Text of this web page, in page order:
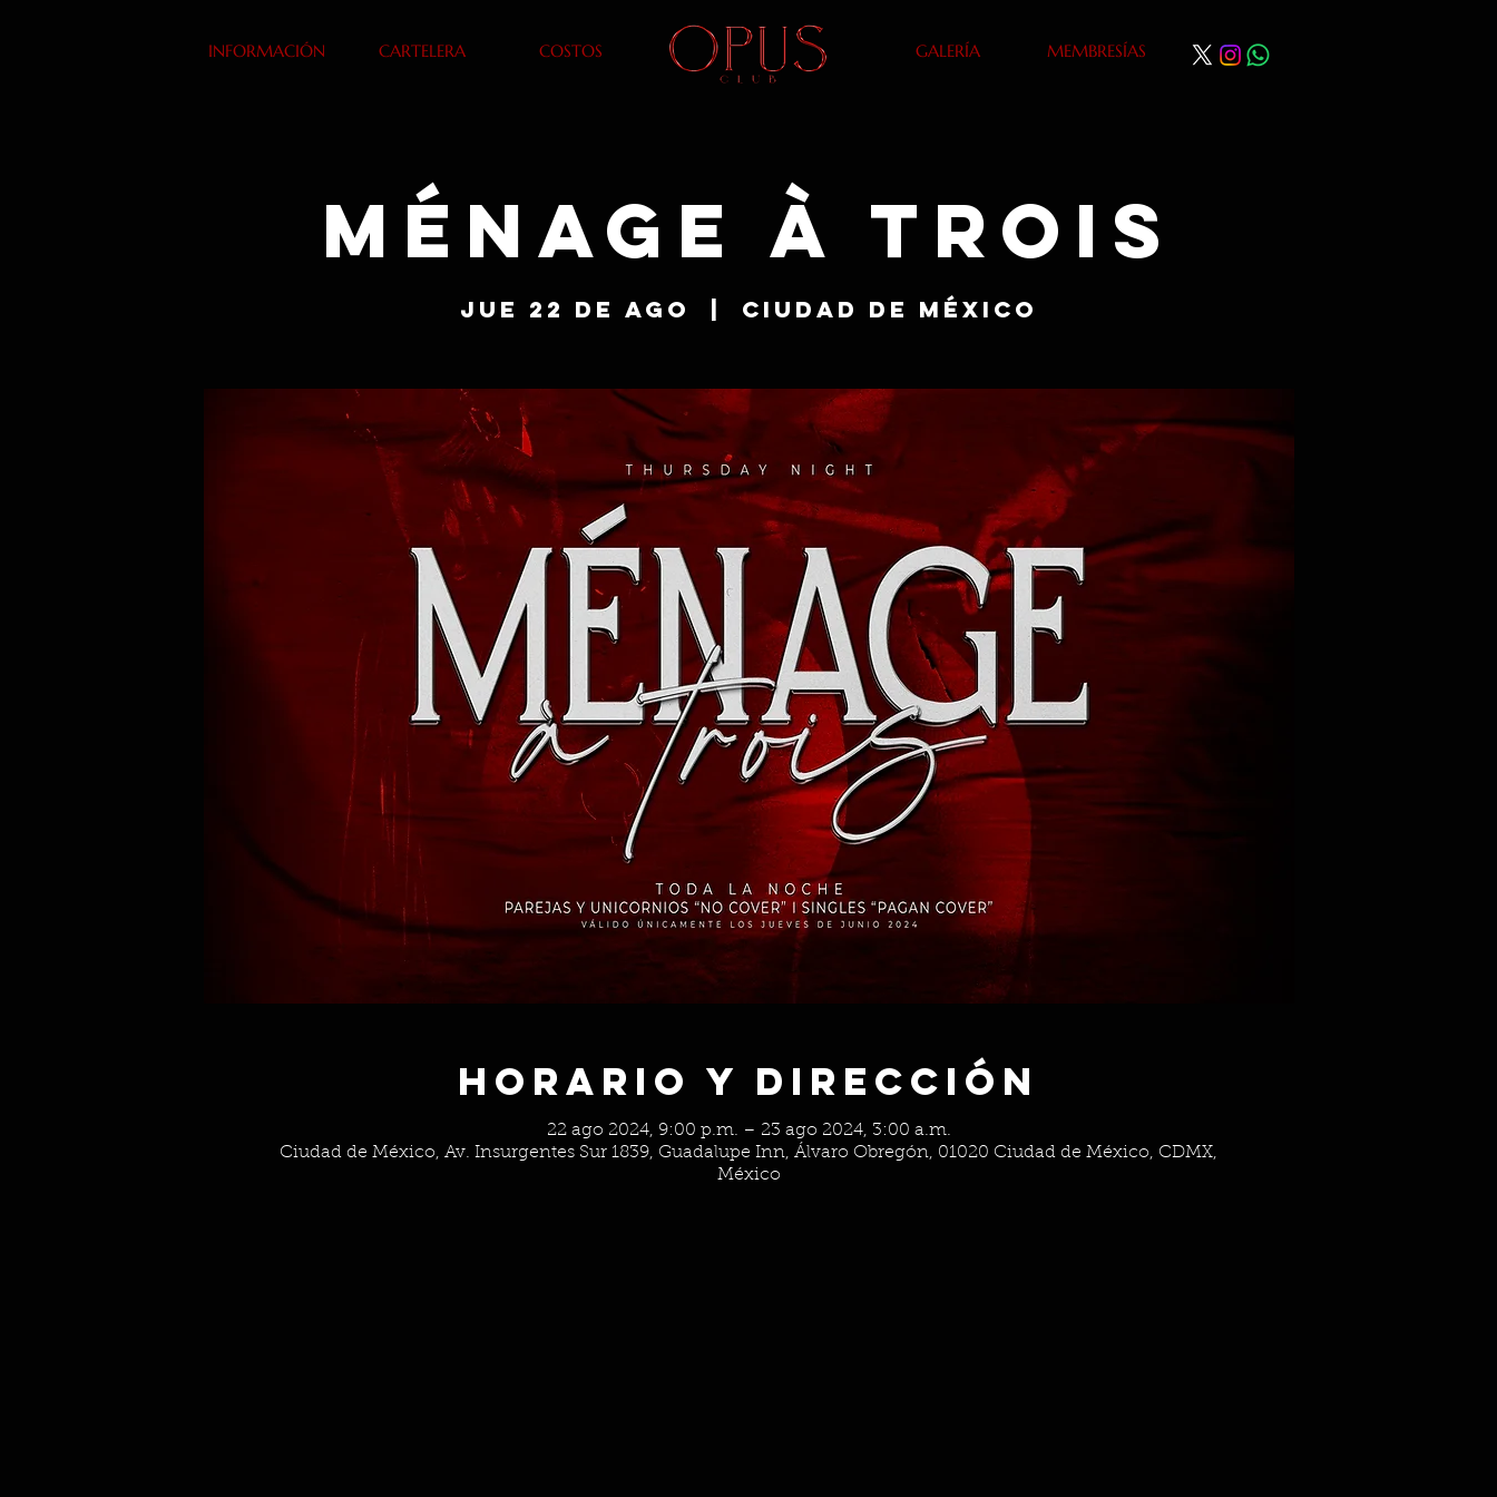
INFORMACIÓN CARTELERA COSTOS GALERÍA MEMBRESÍAS
Ménage à Trois
jue 22 de ago Ciudad de México
Horario y Dirección
22 ago 2024, 9:00 p.m. – 23 ago 2024, 3:00 a.m.
Ciudad de México, Av. Insurgentes Sur 1839, Guadalupe Inn, Álvaro Obregón, 01020 Ciudad de México, CDMX,
México